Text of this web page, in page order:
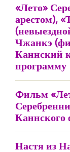
«Лето»
арестом),
Чжанкэ
Каннский
программу
Фильм
Каннского
Настя из